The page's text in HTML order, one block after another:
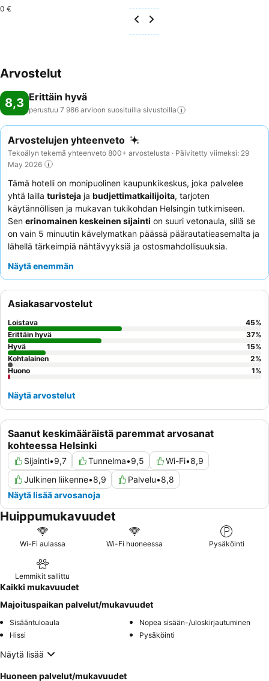
0 €
Arvostelut
8,3 Erittäin hyvä
perustuu 7 986 arvioon suosituilla sivustoilla
Arvostelujen yhteenveto
Tekoälyn tekemä yhteenveto 800+ arvostelusta · Päivitetty viimeksi: 29
May 2026
Tämä hotelli on monipuolinen kaupunkikeskus, joka palvelee
yhtä lailla turisteja ja budjettimatkailijoita, tarjoten
käytännöllisen ja mukavan tukikohdan Helsingin tutkimiseen.
Sen erinomainen keskeinen sijainti on suuri vetonaula, sillä se
on vain 5 minuutin kävelymatkan päässä päärautatieasemalta ja
lähellä tärkeimpiä nähtävyyksiä ja ostosmahdollisuuksia.
erityisen hyödyllinen varhaisille saapujille tai myöhäisille
auttavaista vastaanottotiimiä
vastaanottoalueella. Rauhallisempaa kokemusta varten
asiakkaita kehotetaan pyytämään huonetta puutarhan puolelta.
Näytä enemmän
Saanut keskimääräistä paremmat arvosanat
kohteessa Helsinki
Sijainti•9,7 Tunnelma•9,5 Wi-Fi•8,9
Julkinen liikenne•8,9 Palvelu•8,8
Näytä lisää arvosanoja
Asiakasarvostelut
Loistava 45%
Erittäin hyvä
37%
Hyvä
15%
Kohtalainen
2%
Huono
1%
Näytä arvostelut
Huippumukavuudet
Wi-Fi aulassa Wi-Fi huoneessa Pysäköinti
Lemmikit sallittu
Kaikki mukavuudet
Majoituspaikan palvelut/mukavuudet
Sisääntuloaula
Nopea sisään-/uloskirjautuminen
Hissi
Pysäköinti
Näytä lisää
Huoneen palvelut/mukavuudet